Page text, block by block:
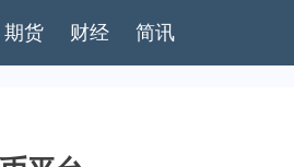
期货 财经 简讯